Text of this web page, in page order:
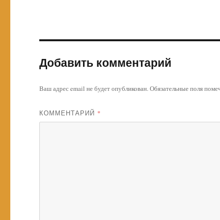
Добавить комментарий
Ваш адрес email не будет опубликован.Обязательные поля
КОММЕНТАРИЙ *